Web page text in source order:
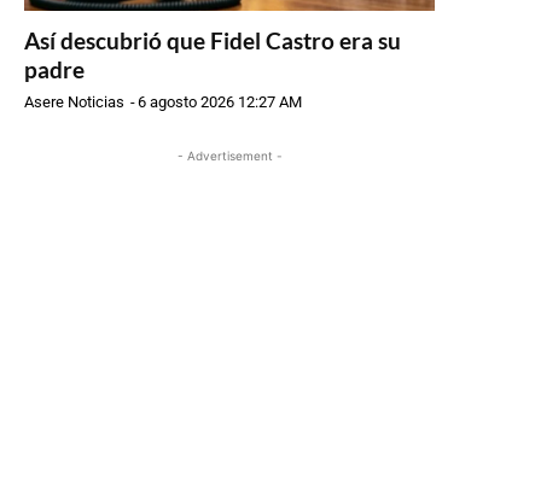
Así descubrió que Fidel Castro era su
padre
Asere Noticias -6 agosto 2026 12:27 AM
- Advertisement -